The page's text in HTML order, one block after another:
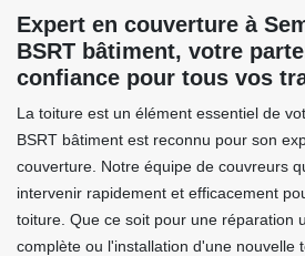
Expert en couverture à
BSRT bâtiment, votre
confiance pour tous vos
La toiture est un élément essentiel de
BSRT bâtiment est reconnu pour son
couverture. Notre équipe de couvreurs
intervenir rapidement et efficacement
toiture. Que ce soit pour une réparation
complète ou l'installation d'une nouvelle